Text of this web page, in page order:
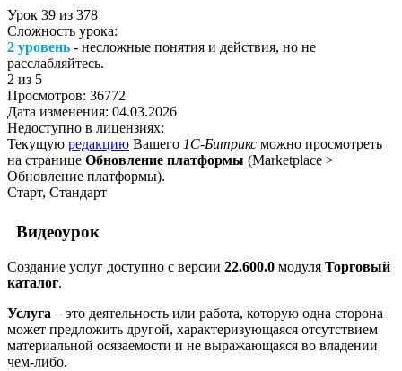
Урок 39 из 378
Сложность урока:
2 уровень - несложные понятия и действия, но не
расслабляйтесь.
2 из 5
Просмотров: 36772
Дата изменения: 04.03.2026
Недоступно в лицензиях:
Текущую редакцию Вашего 1С-Битрикс можно просмотреть
на странице Обновление платформы (Marketplace >
Обновление платформы).
Старт, Стандарт
Видеоурок
Создание услуг доступно с версии 22.600.0 модуля Торговый
каталог.
Услуга – это деятельность или работа, которую одна сторона
может предложить другой, характеризующаяся отсутствием
материальной осязаемости и не выражающаяся во владении
чем-либо.